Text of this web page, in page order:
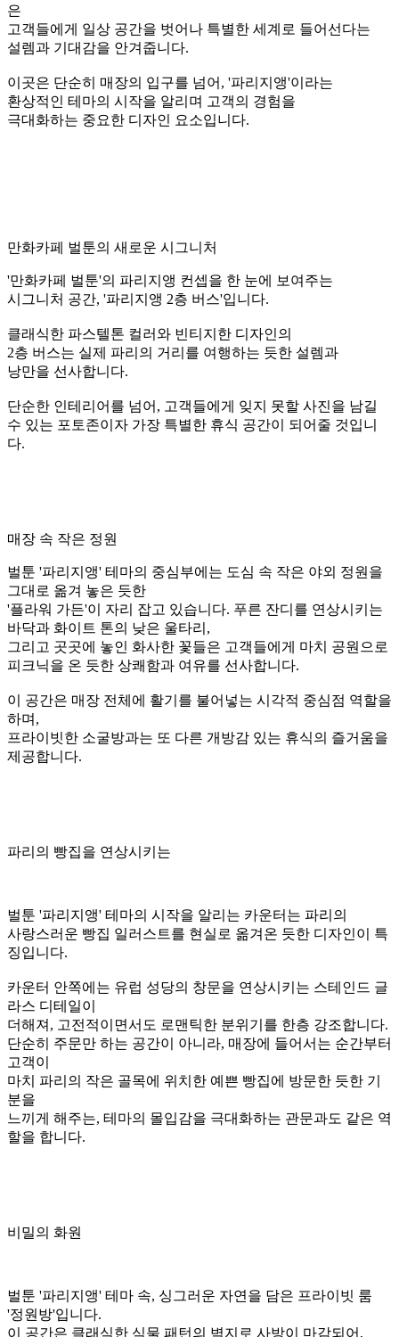
은
고객들에게 일상 공간을 벗어나 특별한 세계로 들어선다는
설렘과 기대감을 안겨줍니다.
이곳은 단순히 매장의 입구를 넘어, '파리지앵'이라는
환상적인 테마의 시작을 알리며 고객의 경험을
극대화하는 중요한 디자인 요소입니다.
만화카페 벌툰의 새로운 시그니처
'만화카페 벌툰'의 파리지앵 컨셉을 한 눈에 보여주는
시그니처 공간, '파리지앵 2층 버스'입니다.
클래식한 파스텔톤 컬러와 빈티지한 디자인의
2층 버스는 실제 파리의 거리를 여행하는 듯한 설렘과
낭만을 선사합니다.
단순한 인테리어를 넘어, 고객들에게 잊지 못할 사진을 남길
수 있는 포토존이자 가장 특별한 휴식 공간이 되어줄 것입니
다.
매장 속 작은 정원
벌툰 '파리지앵' 테마의 중심부에는 도심 속 작은 야외 정원을
그대로 옮겨 놓은 듯한
'플라워 가든'이 자리 잡고 있습니다. 푸른 잔디를 연상시키는
바닥과 화이트 톤의 낮은 울타리,
그리고 곳곳에 놓인 화사한 꽃들은 고객들에게 마치 공원으로
피크닉을 온 듯한 상쾌함과 여유를 선사합니다.
이 공간은 매장 전체에 활기를 불어넣는 시각적 중심점 역할을
하며,
프라이빗한 소굴방과는 또 다른 개방감 있는 휴식의 즐거움을
제공합니다.
파리의 빵집을 연상시키는
벌툰 '파리지앵' 테마의 시작을 알리는 카운터는 파리의
사랑스러운 빵집 일러스트를 현실로 옮겨온 듯한 디자인이 특